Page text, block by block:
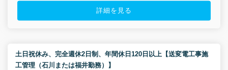
詳細を見る
土日祝休み、完全週休2日制、年間休日120日以上【送変電工事施
工管理（石川または福井勤務）】